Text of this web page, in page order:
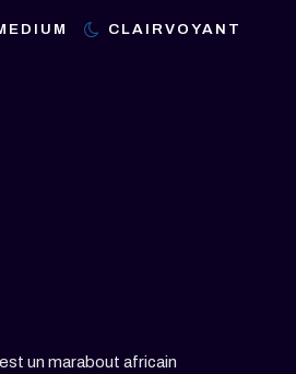
CLAIRVOYANT
un marabout africain